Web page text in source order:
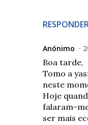
Anónimo
Boa tarde,
Tomo a
neste
Hoje
falaram-
ser mais